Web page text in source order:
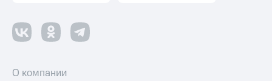
О компании